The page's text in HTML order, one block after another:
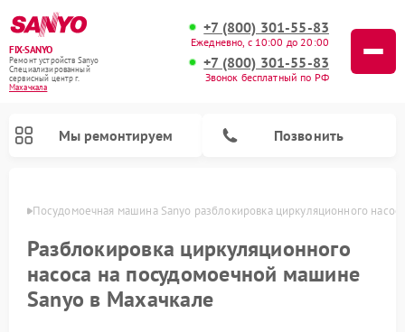
FIX-SANYO
Ремонт устройств Sanyo
Специализированный
cервисный центр г.
Махачкала
+7 (800) 301-55-83
Ежедневно, с 10:00 до 20:00
+7 (800) 301-55-83
Звонок бесплатный по РФ
Мы ремонтируем Позвонить
Посудомоечная машина Sanyo разблокировка циркуляционного
Разблокировка циркуляционного
насоса на посудомоечной машине
Sanyo в Махачкале